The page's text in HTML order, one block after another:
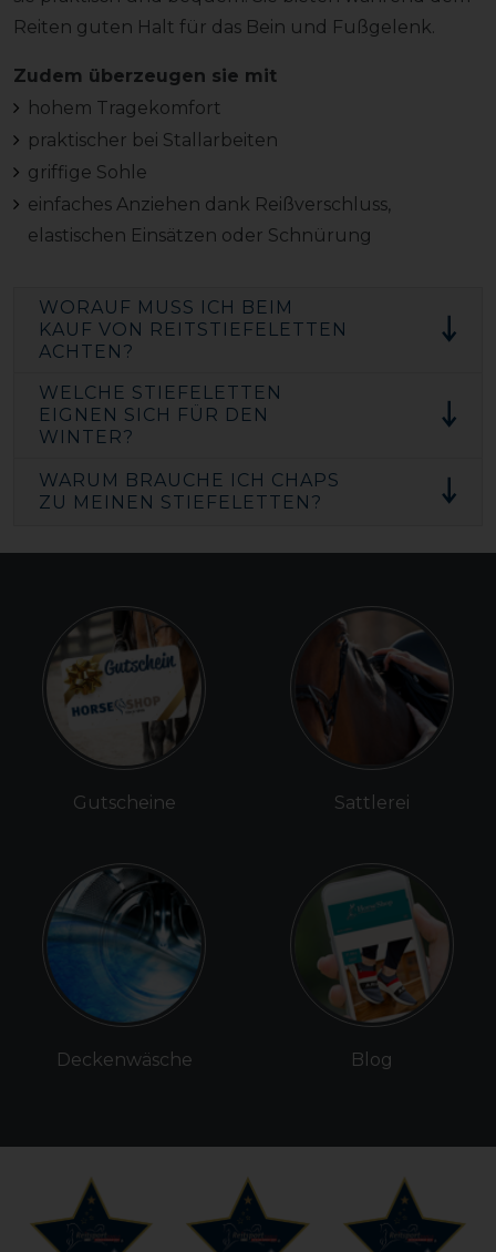
Reiten guten Halt für das Bein und Fußgelenk.
Zudem überzeugen sie mit
hohem Tragekomfort
praktischer bei Stallarbeiten
griffige Sohle
einfaches Anziehen dank Reißverschluss,
elastischen Einsätzen oder Schnürung
WORAUF MUSS ICH BEIM
KAUF VON REITSTIEFELETTEN
ACHTEN?
WELCHE STIEFELETTEN
EIGNEN SICH FÜR DEN
WINTER?
WARUM BRAUCHE ICH CHAPS
ZU MEINEN STIEFELETTEN?
Gutscheine
Deckenwäsche
Sattlerei
Blog